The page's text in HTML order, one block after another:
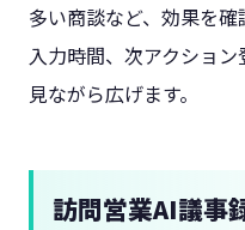
多い商談など、効果を確
入力時間、次アクショ
見ながら広げます。
訪問営業AI議事